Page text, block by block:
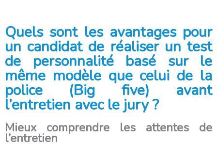
Quels sont les avantages pour
un candidat de réaliser un test
de personnalité basé sur le
même modèle que celui de la
police (Big five) avant
l’entretien avec le jury ?
Mieux comprendre les attentes de
l’entretien